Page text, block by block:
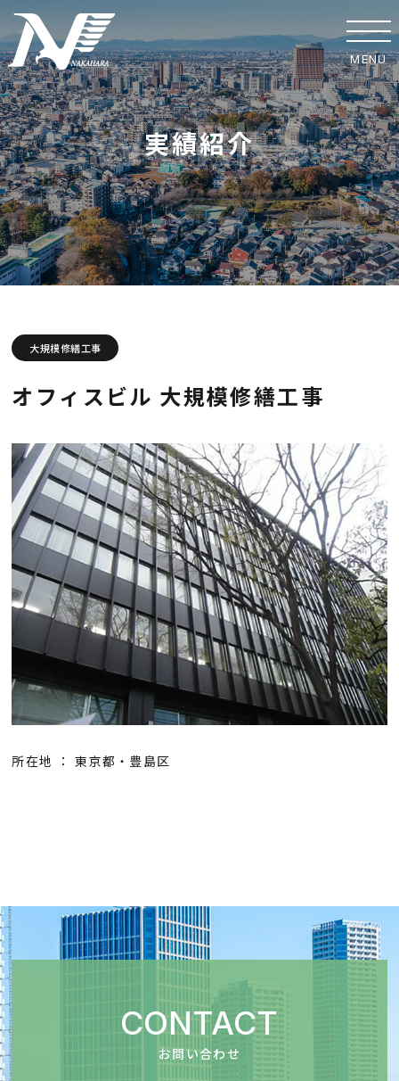
MENU
ホーム
事業紹介
実績紹介
中原工業の取り組み
安全への取り組み
協力業者の皆様へ
採用情報
お知らせ
お問い合わせ
プライバシーポリシー
実績紹介
大規模修繕工事
オフィスビル 大規模修繕工事
所在地 ： 東京都・豊島区
CONTACT
お問い合わせ